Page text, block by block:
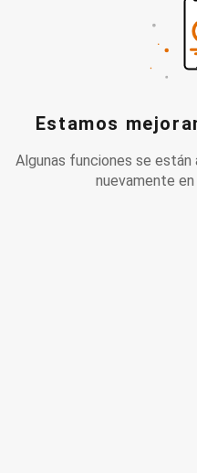
Estamos
Algunas funciones se
nuevamente